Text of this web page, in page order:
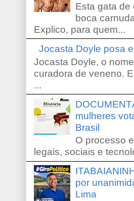
Esta gata
boca
Explico, para quem...
Jocasta Doyle posa
Jocasta Doyle, o
curadora de veneno.
...
mulheres
Brasil
O processo
legais, sociais e
por
Lima